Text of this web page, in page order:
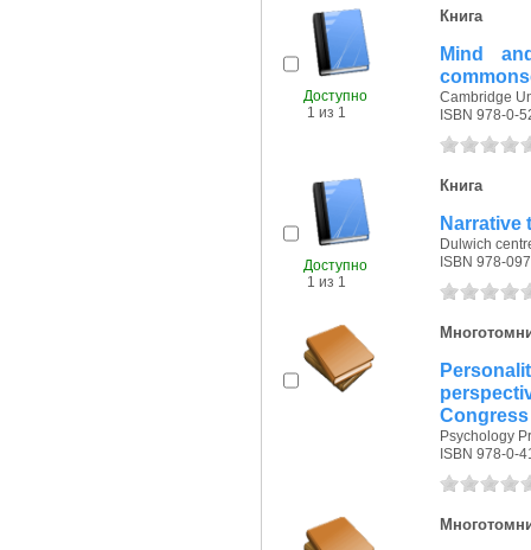
Доступно
1 из 1
Книга
Mind
Cambridge
ISBN 978-0-
Доступно
1 из 1
Книга
Narrative
Dulwich
ISBN 978-
Psychology
ISBN 978-0-